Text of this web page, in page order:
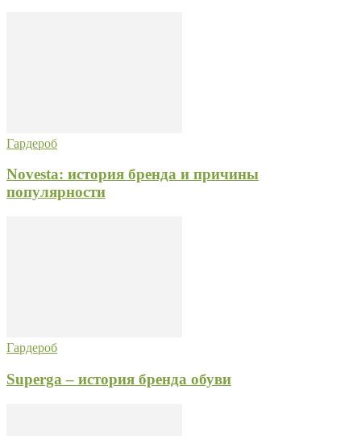
Гардероб
Novesta: история бренда и причины
популярности
Гардероб
Superga – история бренда обуви